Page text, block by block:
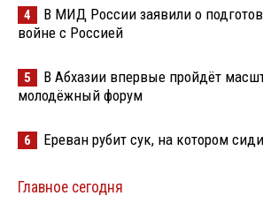
4
В МИД России заявили о
войне с Россией
5
В Абхазии впервые пройдёт
молодёжный форум
6 Ереван рубит сук, на котором
Главное сегодня